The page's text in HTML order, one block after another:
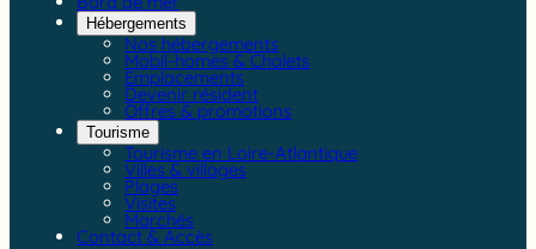
Hébergements
Nos hébergements
Mobil-homes & Chalets
Emplacements
Devenir résident
Offres & promotions
Tourisme
Tourisme en Loire-Atlantique
Villes & villages
Plages
Visites
Marchés
Contact & Accès